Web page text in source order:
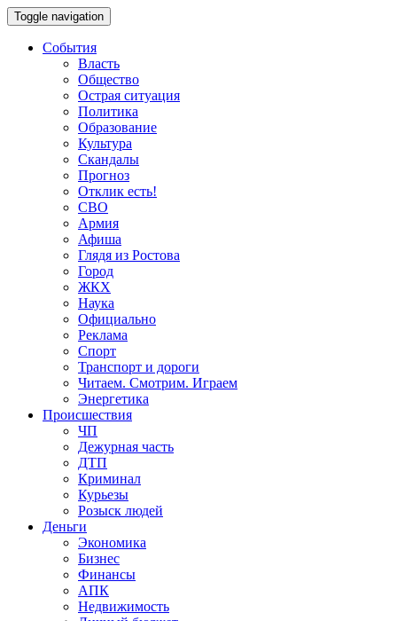
Toggle navigation
События
Власть
Общество
Острая ситуация
Политика
Образование
Культура
Скандалы
Прогноз
Отклик есть!
СВО
Армия
Афиша
Глядя из Ростова
Город
ЖКХ
Наука
Официально
Реклама
Спорт
Транспорт и дороги
Читаем. Смотрим. Играем
Энергетика
Происшествия
ЧП
Дежурная часть
ДТП
Криминал
Курьезы
Розыск людей
Деньги
Экономика
Бизнес
Финансы
АПК
Недвижимость